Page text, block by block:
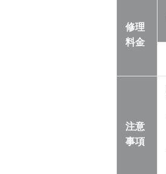
修理
料金
注意
事項